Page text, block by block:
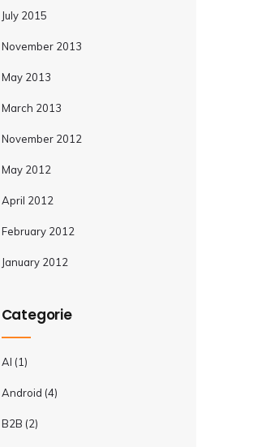
July 2015
November 2013
May 2013
March 2013
November 2012
May 2012
April 2012
February 2012
January 2012
Categorie
AI (1)
Android (4)
B2B (2)